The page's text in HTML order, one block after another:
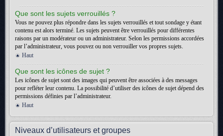
Que sont les sujets verrouillés ?
Vous ne pouvez plus répondre dans les sujets verrouillés et tout sondage y étant
contenu est alors terminé. Les sujets peuvent être verrouillés pour différentes
raisons par un modérateur ou un administrateur. Selon les permissions accordées
par l’administrateur, vous pouvez ou non verrouiller vos propres sujets.
Haut
Que sont les icônes de sujet ?
Les icônes de sujet sont des images qui peuvent être associées à des messages
pour refléter leur contenu. La possibilité d’utiliser des icônes de sujet dépend des
permissions définies par l’administrateur.
Haut
Niveaux d’utilisateurs et groupes